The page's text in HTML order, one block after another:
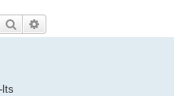
Rechercher
lts